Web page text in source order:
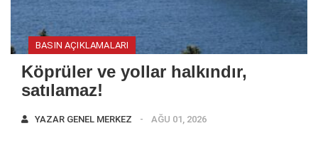
BASIN AÇIKLAMALARI
Köprüler ve yollar halkındır,
satılamaz!
YAZAR GENEL MERKEZ AĞU 01, 2026